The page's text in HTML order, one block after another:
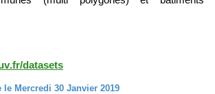
datasets
Mercredi 30 Janvier 2019